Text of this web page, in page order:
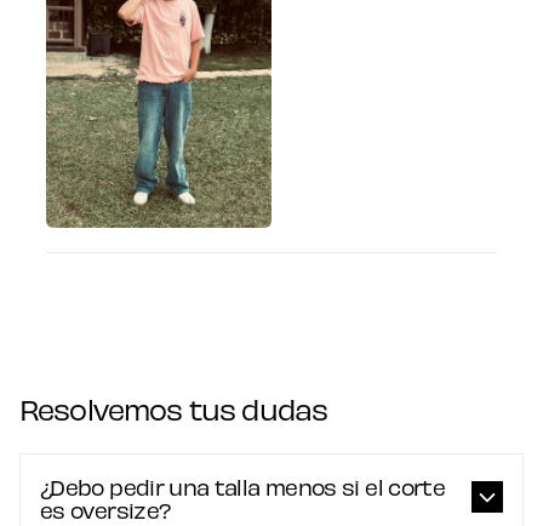
Resolvemos tus dudas
¿Debo pedir una talla menos si el corte
es oversize?